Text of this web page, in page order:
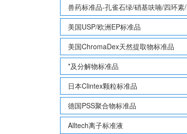
兽药标准品-孔雀石绿/硝基呋喃/四环素/
磺胺等
美国USP/欧洲EP标准品
美国ChromaDex天然提取物标准品
*及分解物标准品
日本Clintex颗粒标准品
德国PSS聚合物标准品
Alltech离子标准液